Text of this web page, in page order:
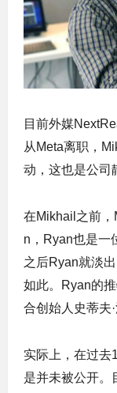
目前外媒
从Meta离职，
动，这也是公司
在Mikhail之前
n，Ryan也是一
之后Ryan就淡
如此。Ryan的
合创始人史蒂夫
实际上，在过去
是并未被公开。